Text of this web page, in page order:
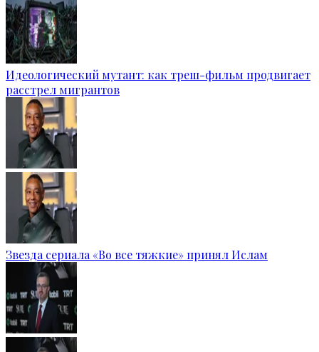
Идеологический мутант: как треш-фильм продвигает
расстрел мигрантов
Звезда сериала «Во все тяжкие» принял Ислам